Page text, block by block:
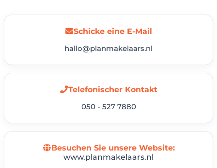
Schicke eine E-Mail
hallo@planmakelaars.nl
Telefonischer Kontakt
050 - 527 7880
Besuchen Sie unsere Website:
www.planmakelaars.nl